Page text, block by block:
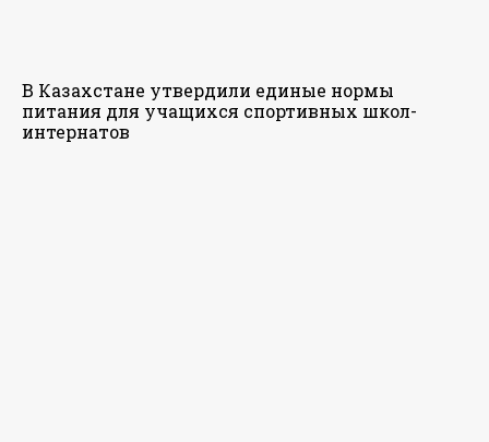
В Казахстане утвердили единые нормы
питания для учащихся спортивных школ-
интернатов